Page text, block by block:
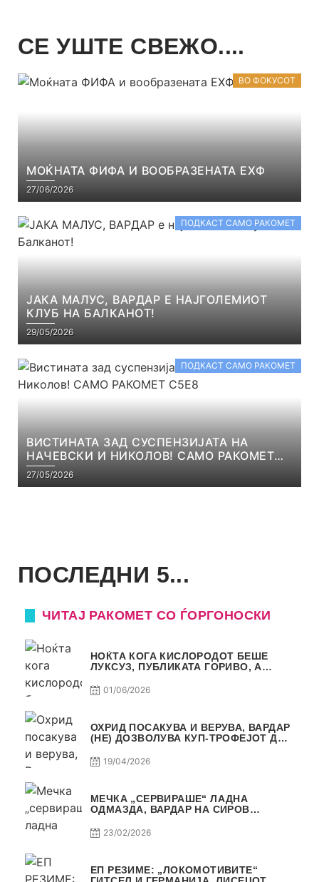
СЕ УШТЕ СВЕЖО....
ВО ФОКУСОТ
МОЌНАТА ФИФА И ВООБРАЗЕНАТА ЕХФ
27/06/2026
ПОДКАСТ САМО РАКОМЕТ
ЈАКА МАЛУС, ВАРДАР Е НАЈГОЛЕМИОТ
КЛУБ НА БАЛКАНОТ!
29/05/2026
ПОДКАСТ САМО РАКОМЕТ
ВИСТИНАТА ЗАД СУСПЕНЗИЈАТА НА
НАЧЕВСКИ И НИКОЛОВ! САМО РАКОМЕТ
С5Е8
27/05/2026
ПОСЛЕДНИ 5...
ЧИТАЈ РАКОМЕТ СО ЃОРГОНОСКИ
НОЌТА КОГА КИСЛОРОДОТ БЕШЕ
ЛУКСУЗ, ПУБЛИКАТА ГОРИВО, А
01/06/2026
ОХРИД ПОСАКУВА И ВЕРУВА, ВАРДАР
(НЕ) ДОЗВОЛУВА КУП-ТРОФЕЈОТ ДА
19/04/2026
МЕЧКА „СЕРВИРАШЕ“ ЛАДНА
ОДМАЗДА, ВАРДАР НА СИРОВ
АВТОКОМАНДА
23/02/2026
ЕП РЕЗИМЕ: „ЛОКОМОТИВИТЕ“